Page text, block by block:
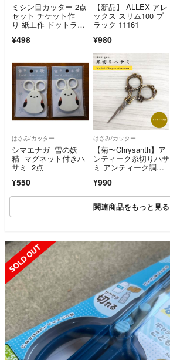
ミシン目カッター 2点
セット チケット作
り 紙工作 ドットライ
¥498
【新品】 ALLEX アレ
ックス スリム100 ブ
ラック 11161
¥980
はさみ/カッター
シマエナガ 雪の妖
精 マグネット付きハ
サミ 2点
¥550
はさみ/カッター
【菊〜Chrysanth】ア
ンティーク糸切りハサ
ミ アンティーク調｜
¥990
関連商品をもっと見る
SOLD OUT